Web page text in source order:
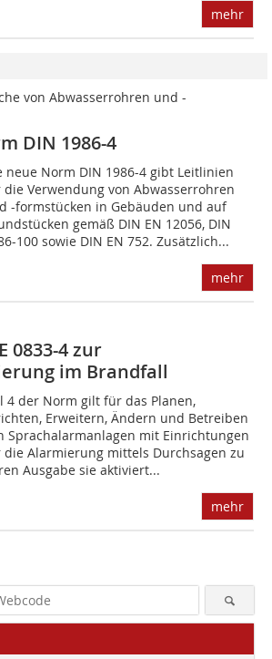
mehr
von Abwasserrohren und -
DIN 1986-4
neue Norm DIN 1986-4 gibt Leitlinien
Verwendung von Abwasserrohren
-formstücken in Gebäuden und auf
gemäß DIN EN 12056, DIN
100 sowie DIN EN 752. Zusätzlich...
mehr
0833-4 zur
im Brandfall
4 der Norm gilt für das Planen,
Erweitern, Ändern und Betreiben
Sprachalarmanlagen mit Einrichtungen
die Alarmierung mittels Durchsagen zu
Ausgabe sie aktiviert...
mehr